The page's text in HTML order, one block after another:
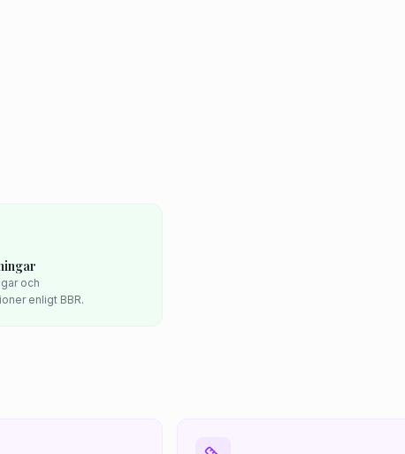
och
enligt BBR.